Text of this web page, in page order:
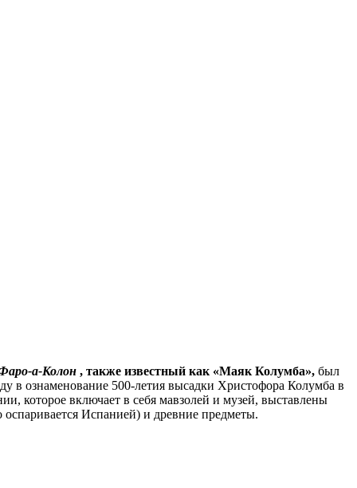
а-Колон , также известный как «Маяк Колумба», был
в ознаменование 500-летия высадки Христофора Колумба в
которое включает в себя мавзолей и музей, выставлены
оспаривается Испанией) и древние предметы.